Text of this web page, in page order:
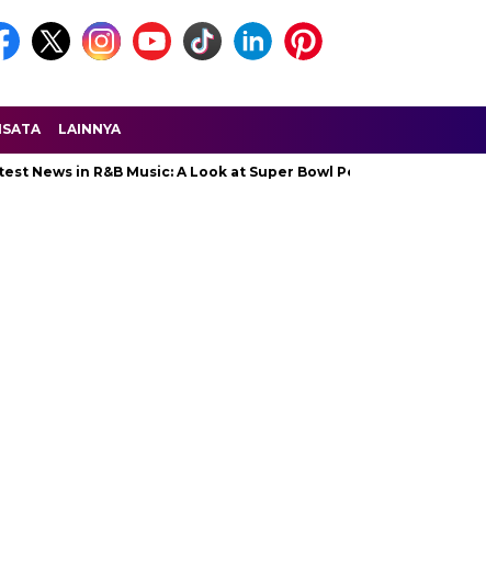
LAINNYA
in R&B Music: A Look at Super Bowl Performances, New